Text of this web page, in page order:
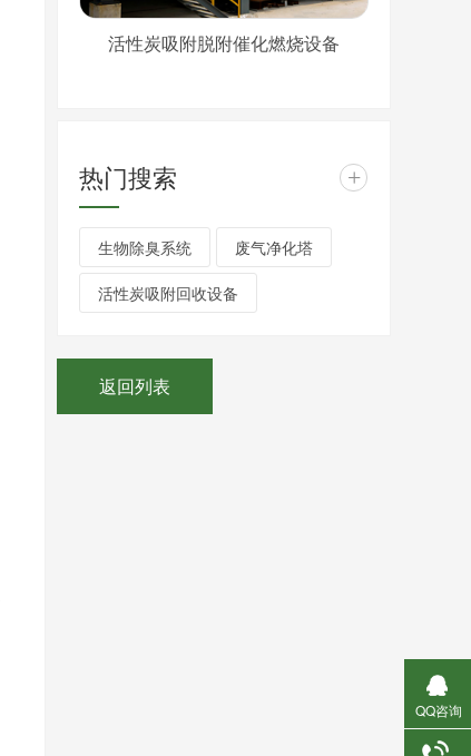
活性炭吸附脱附催化燃烧设备
热门搜索 +
生物除臭系统 废气净化塔
活性炭吸附回收设备
返回列表
QQ咨询